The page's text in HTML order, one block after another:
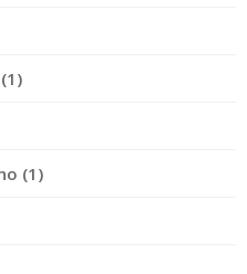
(1)